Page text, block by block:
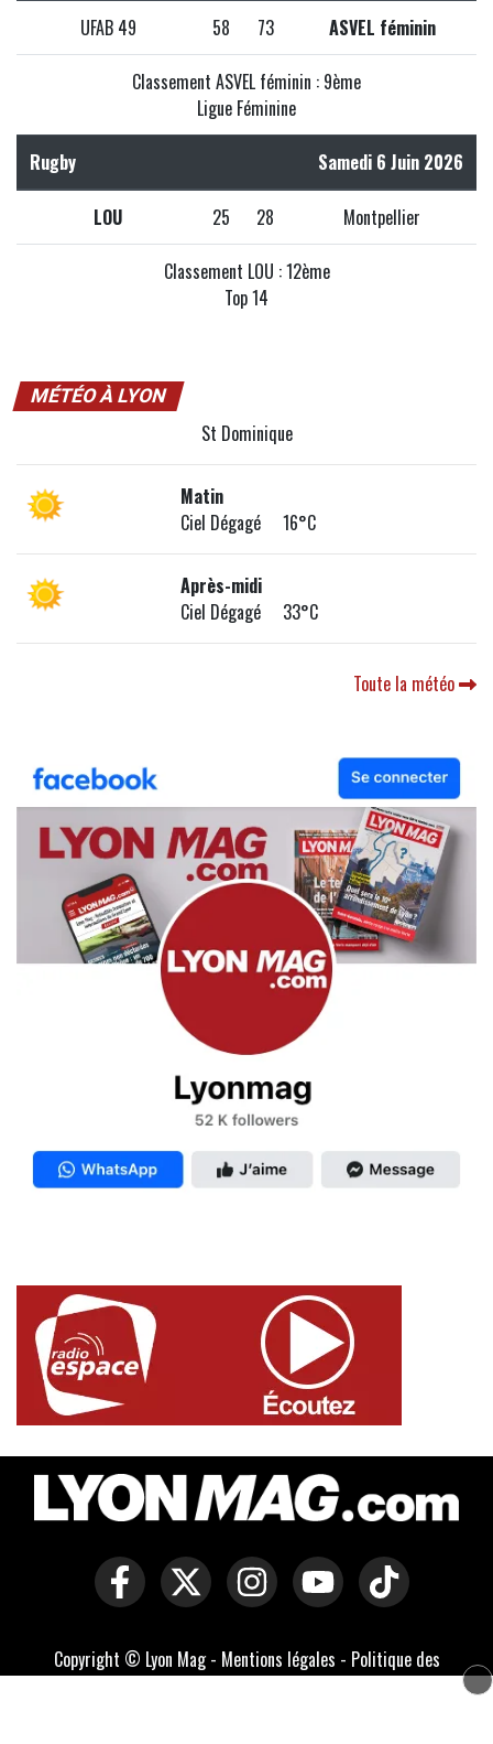
UFAB 49 58 73 ASVEL féminin
Classement ASVEL féminin : 9ème
Ligue Féminine
Rugby Samedi 6 Juin 2026
LOU 25 28 Montpellier
Classement LOU : 12ème
Top 14
MÉTÉO À LYON
St Dominique
Matin
Ciel Dégagé 16°C
Après-midi
Ciel Dégagé 33°C
Toute la météo
Copyright © Lyon Mag - Mentions légales - Politique des